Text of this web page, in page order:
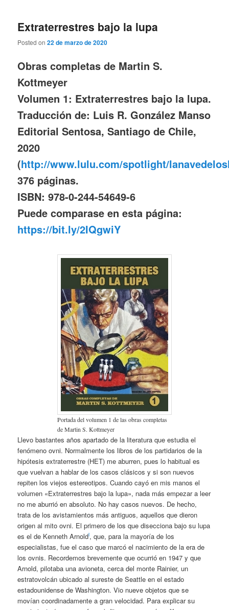
Extraterrestres bajo la lupa
Posted on22 de marzo de 2020
Obras completas de Martin S.
Kottmeyer
Volumen 1: Extraterrestres bajo la lupa.
Traducción de: Luis R. González Manso
Editorial Sentosa, Santiago de Chile,
2020
(http://www.lulu.com/spotlight/
376 páginas.
ISBN: 978-0-244-54649-6
Puede comparase en esta página:
https://bit.ly/2IQgwiY
Portada del volumen 1 de las obras completas
de Martin S. Kottmeyer
Llevo bastantes años apartado de la literatura que estudia el
fenómeno ovni. Normalmente los libros de los partidarios de la
hipótesis extraterrestre (HET) me aburren, pues lo habitual es
que vuelvan a hablar de los casos clásicos y si son nuevos
repiten los viejos estereotipos. Cuando cayó en mis manos el
volumen «Extraterrestres bajo la lupa», nada más empezar a leer
no me aburrió en absoluto. No hay casos nuevos. De hecho,
trata de los avistamientos más antiguos, aquellos que dieron
origen al mito ovni. El primero de los que disecciona bajo su lupa
es el de Kenneth Arnoldi, que, para la mayoría de los
especialistas, fue el caso que marcó el nacimiento de la era de
los ovnis. Recordemos brevemente que ocurrió en 1947 y que
Arnold, pilotaba una avioneta, cerca del monte Rainier, un
estratovolcán ubicado al sureste de Seattle en el estado
estadounidense de Washington. Vio nueve objetos que se
movían coordinadamente a gran velocidad. Para explicar su